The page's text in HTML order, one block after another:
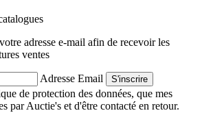
adresse e-mail afin de recevoir les
ventes
Adresse Email S'inscrire
de protection des données, que mes
par Auctie's et d'être contacté en retour.